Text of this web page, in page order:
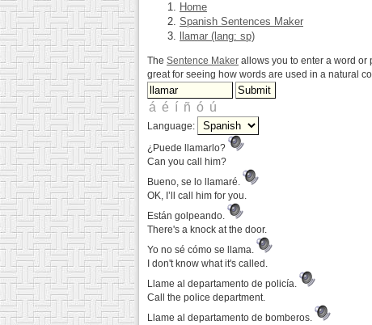
Home
Spanish Sentences Maker
llamar (lang: sp)
The Sentence Maker allows you to enter a word or
great for seeing how words are used in a natural
Language:
¿Puede llamarlo?
Can you call him?
Bueno, se lo llamaré.
OK, I’ll call him for you.
Están golpeando.
There's a knock at the door.
Yo no sé cómo se llama.
I don't know what it's called.
Llame al departamento de policía.
Call the police department.
Llame al departamento de bomberos.